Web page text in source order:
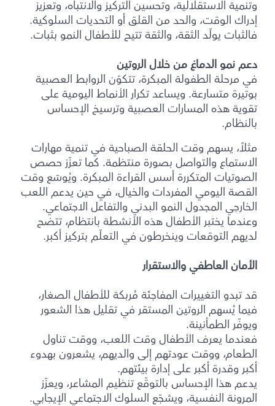
وتنمية الاستقلالية، وتحسين التركيز والانتباه، وتعزيز
إدراك الوقت، والحد من القلق أو التحديات السلوكية.
فالثبات يولّد الثقة، والثقة تتيح للأطفال النمو بثبات.
دعم نمو الدماغ من خلال الروتين
في مرحلة الطفولة المبكرة، تتكوّن الروابط العصبية
بوتيرة متسارعة. ويساعد تكرار الأنماط اليومية على
تقوية هذه المسارات العصبية وترسيخ الإحساس
بالنظام.
مثلاً، يسهم وقت الحلقة الصباحية في تنمية مهارات
الاستماع والتواصل بصورة منتظمة. كما تعزّز حصص
الصوتيات المتكررة أسس القراءة المبكرة. ويُوسّع وقت
القصة اليومي المفردات والخيال، في حين يدعم اللعب
الخارجي المجدول النمو البدني والتفاعل الاجتماعي.
وعندما يختبر الأطفال هذه الأنشطة بانتظام، تتضح
لديهم التوقعات وينخرطون في التعلّم بتركيز أكبر.
الأمان العاطفي والاستقرار
قد تبدو التغييرات المفاجئة مُربكة للأطفال الصغار،
فيما يُسهم الروتين المستقر في تقليل هذا الشعور
ويوفّر الطمأنينة.
فعندما يعرف الأطفال وقت اللعب، ووقت تناول
الطعام، ووقت عودتهم إلى والديهم، يشعرون بهدوء
أكبر وقدرة أكبر على إدارة بيئتهم.
يدعم هذا الإحساس بالتوقّع تنظيم المشاعر، ويعزّز
المرونة النفسية، ويشجّع السلوك الاجتماعي الإيجابي.